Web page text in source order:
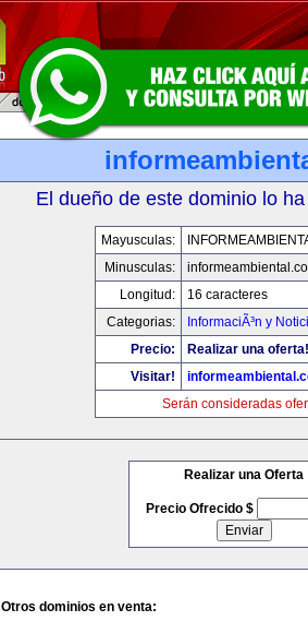
El dueño de este dominio lo
Mayusculas:
Minusculas:
Longitud:
16 caracteres
Categorias:
InformaciÃ³n y
Precio:
Realizar una oferta!
Visitar!
Serán consideradas
Realizar una Oferta
Precio Ofrecido $
Otros dominios en venta: